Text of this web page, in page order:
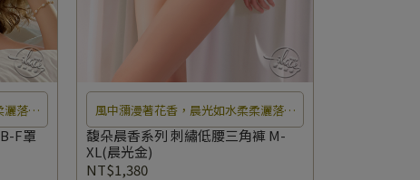
灑落在
無法自
F罩
風中瀰漫著花香，晨光如水柔柔灑落在
花瓣上，彷彿置身於夢幻仙境中無法自
馥朵晨香系列 刺繡低腰三角褲 M-
XL(晨光金)
NT$1,380